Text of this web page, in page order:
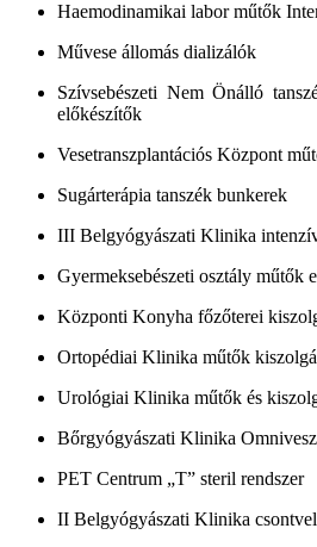
Haemodinamikai labor műtők
Művese állomás dializálók
Szívsebészeti Nem Önálló
előkészítők
Vesetranszplantációs Központ
Sugárterápia tanszék bunkerek
III Belgyógyászati Klinika
Gyermeksebészeti osztály műtők
Központi Konyha főzőterei
Ortopédiai Klinika műtők
Urológiai Klinika műtők és
Bőrgyógyászati Klinika
PET Centrum „T” steril rendszer
II Belgyógyászati Klinika